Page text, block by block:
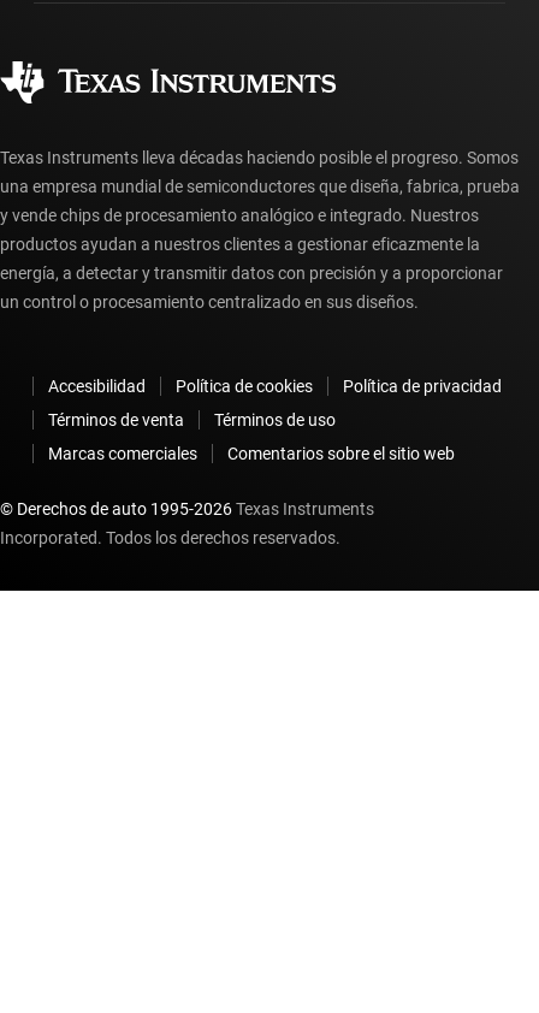
Fabricación
Preguntas frecuentes sobre la cuenta myTI
Preguntas frecuentes sobre pedidos
Texas Instruments lleva décadas haciendo posible el progreso. Somos
una empresa mundial de semiconductores que diseña, fabrica, prueba
y vende chips de procesamiento analógico e integrado. Nuestros
productos ayudan a nuestros clientes a gestionar eficazmente la
energía, a detectar y transmitir datos con precisión y a proporcionar
un control o procesamiento centralizado en sus diseños.
Accesibilidad Política de cookies
Política de privacidad
Términos de venta
Términos de uso
Marcas comerciales
Comentarios sobre el sitio web
© Derechos de auto 1995-2026Texas Instruments
Incorporated. Todos los derechos reservados.